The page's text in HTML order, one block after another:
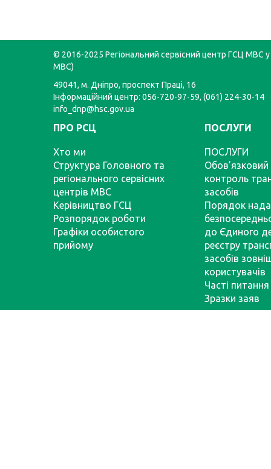
© 2016-2025 Регіональний сервісний центр ГСЦ МВС у
МВС)
49041, м. Дніпро, проспект Праці, 16
Інформаційний центр: 056-720-97-59, (061) 224-30-14
info_dnp@hsc.gov.ua
ПРО РСЦ
Хто ми
Структура Головного та
регіонального сервісних
центрів МВС
Керівництво ГСЦ
Розпорядок роботи
Графіки особистого
прийому
ПОСЛУГИ
ПОСЛУГИ
Обов’язковий
контроль
засобів
Порядок
до Єдиного
реєстру
засобів
користувачів
Часті питання
Зразки заяв